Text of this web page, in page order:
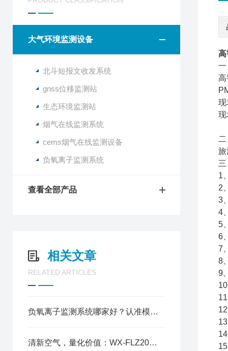
大气环境监测设备
北斗短报文收发系统
gnss位移监测站
生态环境监测站
烟气在线监测系统
cems烟气在线监测设备
负氧离子监测系统
查看全部产品
相关文章
RELATED ARTICLES
负氧离子监测系统哪家好？认准模块化高稳机型，适配多场景生态监测
清新空气，量化价值：WX-FLZ20景区负氧离子监测系统应用全解析
高
一
高
现
现
旅
1
2
3
4
5
6
7
8
9